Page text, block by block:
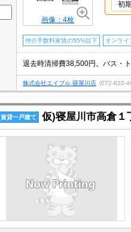
画像：4枚
初
仲介手数料家賃の55%以下 オンライ
株式会社エイブル 寝屋川店 (072-822-
賃貸一戸建て 仮)寝屋川市高倉１